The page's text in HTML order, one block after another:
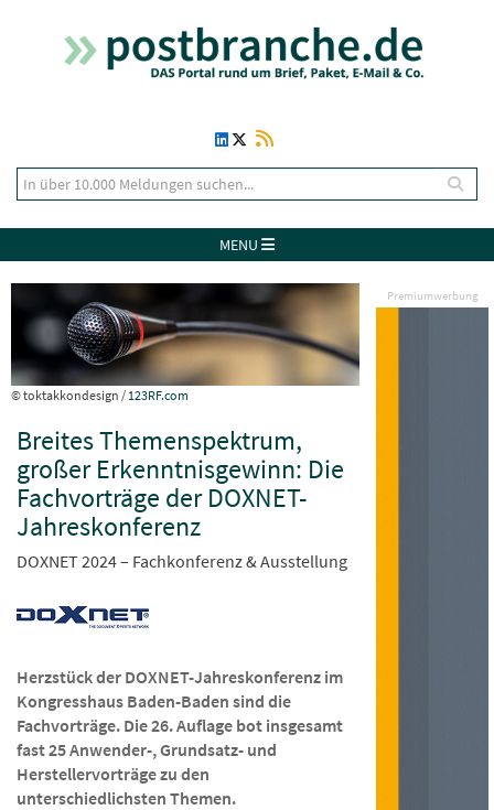
MENU
Premiumwerbung
© toktakkondesign / 123RF.com
Breites Themenspektrum,
großer Erkenntnisgewinn: Die
Fachvorträge der DOXNET-
Jahreskonferenz
DOXNET 2024 – Fachkonferenz & Ausstellung
Herzstück der DOXNET-Jahreskonferenz im
Kongresshaus Baden-Baden sind die
Fachvorträge. Die 26. Auflage bot insgesamt
fast 25 Anwender-, Grundsatz- und
Herstellervorträge zu den
unterschiedlichsten Themen.